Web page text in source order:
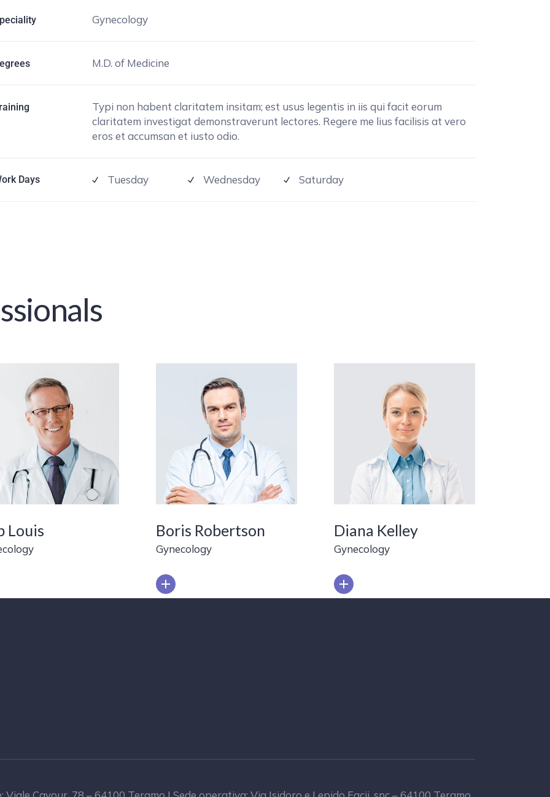
Gynecology
M.D. of Medicine
Typi non habent claritatem insitam; est usus legentis in iis qui facit eorum
claritatem investigat demonstraverunt lectores. Regere me lius facilisis at vero
eros et accumsan et iusto odio.
Days Tuesday Wednesday Saturday
Louis Boris Robertson
Gynecology
Diana Kelley
Gynecology